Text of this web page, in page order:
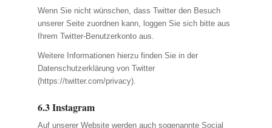
Wenn Sie nicht wünschen, dass Twitter den Besuch
unserer Seite zuordnen kann, loggen Sie sich bitte aus
Ihrem Twitter-Benutzerkonto aus.
Weitere Informationen hierzu finden Sie in der
Datenschutzerklärung von Twitter
(https://twitter.com/privacy).
6.3 Instagram
Auf unserer Website werden auch sogenannte Social